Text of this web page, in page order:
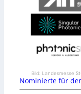
Bild: Landesmesse
Nominierte für